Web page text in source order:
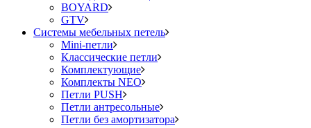
BOYARD
GTV
Системы мебельных петель
Mini-петли
Классические петли
Комплектующие
Комплекты NEO
Петли PUSH
Петли антресольные
Петли без амортизатора